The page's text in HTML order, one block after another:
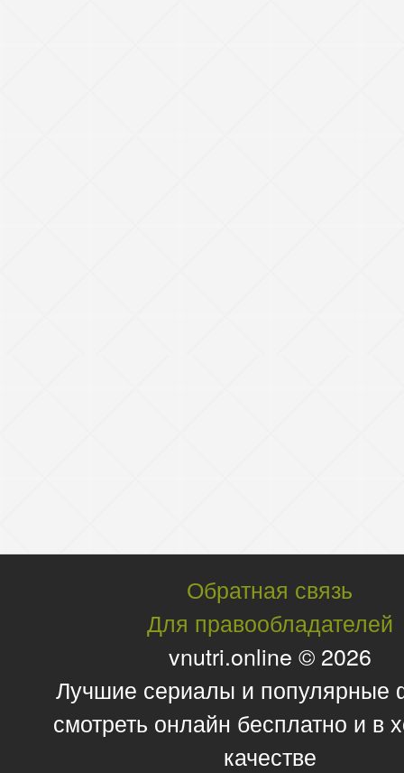
Обратная связь
Для правообладателей
vnutri.online © 2026
Лучшие сериалы и
смотреть онлайн бесплатно и в
качестве